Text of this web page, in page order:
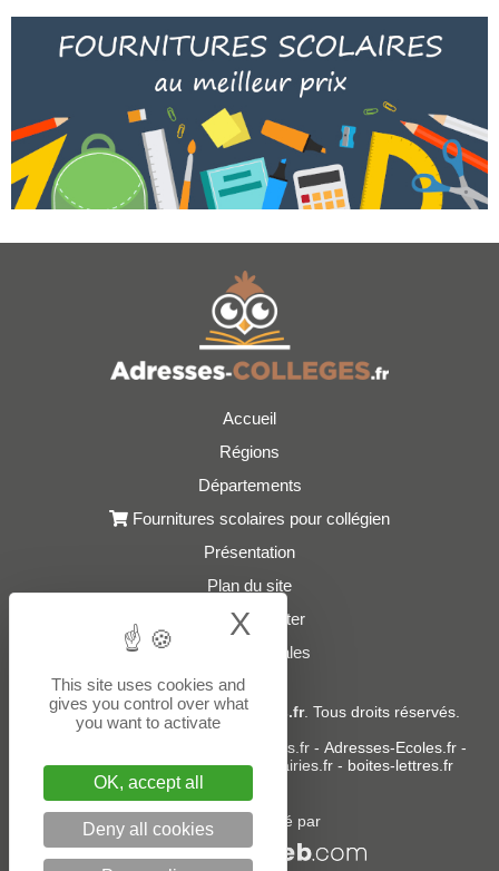
Accueil
Régions
Départements
Fournitures scolaires pour collégien
Présentation
Plan du site
Nous contacter
Mentions légales
© 2021 - 2026Adresses-Colleges.fr. Tous droits réservés.
donneespubliques.fr- Adresses-Ecoles.fr-
Adresses-Lycees.fr-Adresses-Mairies.fr- boites-lettres.fr
Un service édité par
This site uses cookies and
gives you control over what
you want to activate
OK, accept all
Deny all cookies
X Hide cookie